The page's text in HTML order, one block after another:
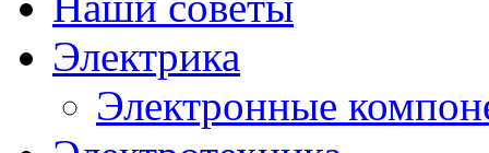
Электрика
Электронные